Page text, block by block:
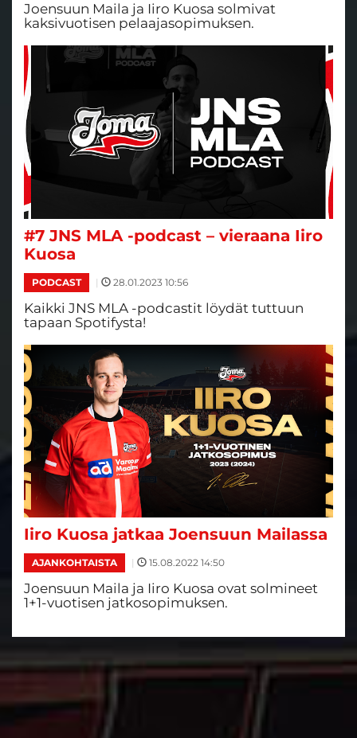
Joensuun Maila ja Iiro Kuosa solmivat
kaksivuotisen pelaajasopimuksen.
#7 JNS MLA -podcast – vieraana Iiro
Kuosa
PODCAST | 28.01.2023 10:56
Kaikki JNS MLA -podcastit löydät tuttuun
tapaan Spotifysta!
Iiro Kuosa jatkaa Joensuun Mailassa
AJANKOHTAISTA | 15.08.2022 14:50
Joensuun Maila ja Iiro Kuosa ovat solmineet
1+1-vuotisen jatkosopimuksen.